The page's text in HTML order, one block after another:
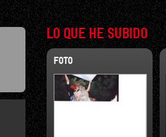
LO QUE HE SUBIDO
FOTO